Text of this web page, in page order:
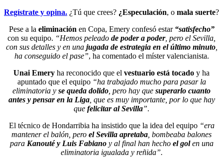
Regístrate y opina. ¿Tú que crees? ¿Especulación, o mala suerte?
Pese a la eliminación en Copa, Emery confesó estar “satisfecho”
con su equipo. “Hemos peleado de poder a poder, pero el Sevilla,
con sus detalles y en una jugada de estrategia en el último minuto,
ha conseguido el pase”, ha comentado el míster valencianista.
Unai Emery ha reconocido que el vestuario está tocado y ha
apuntado que el equipo “ha trabajado mucho para pasar la
eliminatoria y se queda dolido , pero hay que superarlo cuanto
antes y pensar en la Liga, que es muy importante, por lo que hay
que felicitar al Sevilla”.
El técnico de Hondarribia ha insistido que la idea del equipo “era
mantener el balón, pero el Sevilla apretaba , bombeaba balones
para Kanouté y Luis Fabianoy al final han hecho el golen una
eliminatoria igualada y reñida”.